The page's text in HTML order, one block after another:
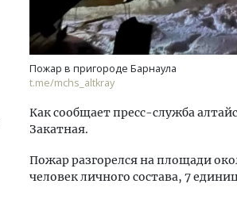
Пожар в пригороде Барнаула
t.me/mchs_altkray
Как сообщает пресс-служба
Закатная.
Пожар разгорелся на площади
человек личного состава, 7